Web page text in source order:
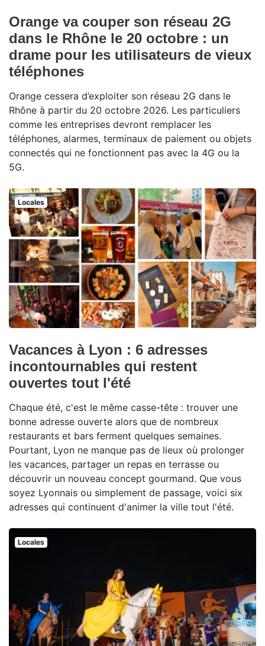
Orange va couper son réseau 2G
dans le Rhône le 20 octobre : un
drame pour les utilisateurs de vieux
téléphones
Orange cessera d’exploiter son réseau 2G dans le
Rhône à partir du 20 octobre 2026. Les particuliers
comme les entreprises devront remplacer les
téléphones, alarmes, terminaux de paiement ou objets
connectés qui ne fonctionnent pas avec la 4G ou la
5G.
Locales
Vacances à Lyon : 6 adresses
incontournables qui restent
ouvertes tout l'été
Chaque été, c'est le même casse-tête : trouver une
bonne adresse ouverte alors que de nombreux
restaurants et bars ferment quelques semaines.
Pourtant, Lyon ne manque pas de lieux où prolonger
les vacances, partager un repas en terrasse ou
découvrir un nouveau concept gourmand. Que vous
soyez Lyonnais ou simplement de passage, voici six
adresses qui continuent d'animer la ville tout l'été.
Locales